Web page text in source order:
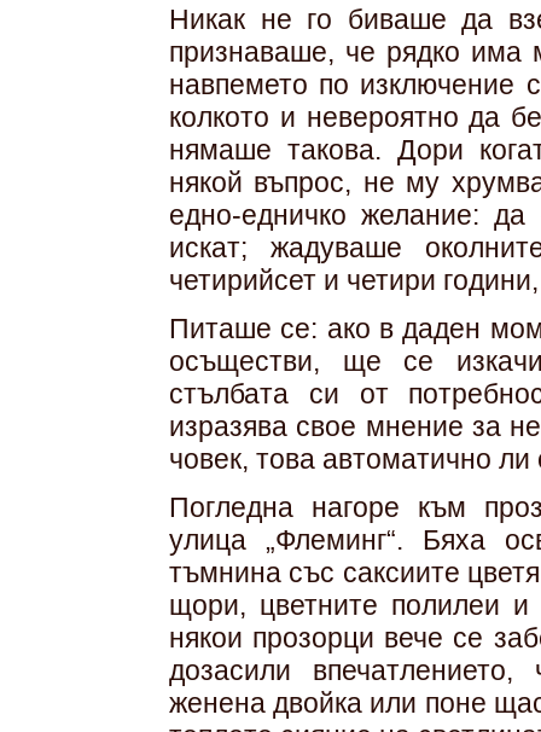
Никак не го биваше да
признаваше, че рядко има
навпемето по изключение
колкото и невероятно да
нямаше такова. Дори
някой въпрос, не му
едно-едничко желание:
искат; жадуваше
четирийсет и четири
Питаше се: ако в даден
осъществи, ще се
стълбата си от
изразява свое мнение за
човек, това автоматично ли
Погледна нагоре към
улица „Флеминг“. Бяха
тъмнина със саксиите
щори, цветните полилеи и
някои прозорци вече се
дозасили
женена двойка или поне